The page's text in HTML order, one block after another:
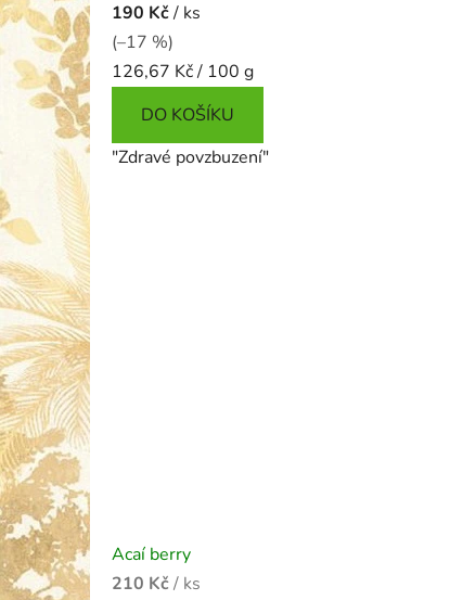
190 Kč/ ks
(–17 %)
Měrná
126,67 Kč / 100 g
DO KOŠÍKU
"Zdravé povzbuzení"
Acaí berry
210 Kč/ ks